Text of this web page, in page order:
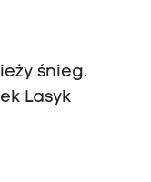
śnieg.
Lasyk